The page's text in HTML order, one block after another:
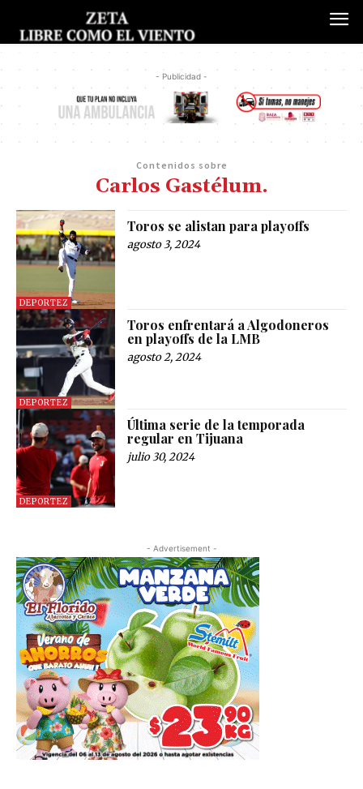
- Publicidad -
Contenidos sobre
Carlos Gastélum.
DEPORTEZ
Toros se alistan para playoffs
agosto 3, 2024
DEPORTEZ
Toros enfrentará a Algodoneros
en playoffs de la LMB
agosto 2, 2024
DEPORTEZ
Última serie de la temporada
regular en Tijuana
julio 30, 2024
- Advertisement -